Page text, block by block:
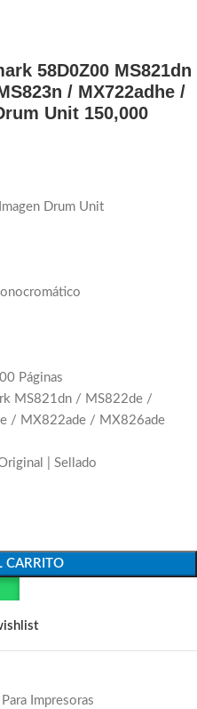
58D0Z00 MS821dn
/ MX722adhe /
Unit 150,000
Drum Unit
Páginas
MS821dn / MS822de /
/ MX822ade / MX826ade
| Sellado
CARRITO
Para Impresoras